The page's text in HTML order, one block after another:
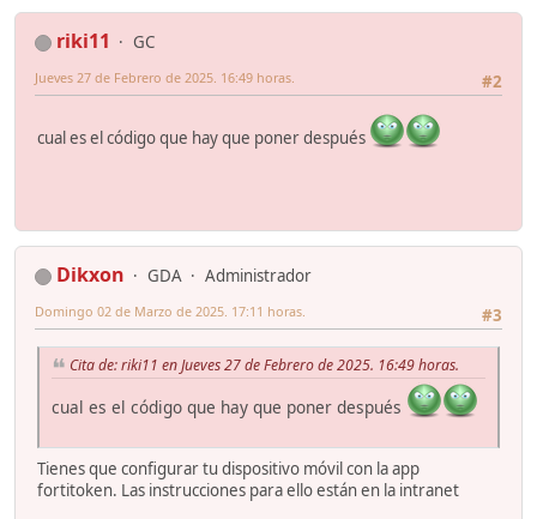
riki11
GC
#2
Jueves 27 de Febrero de 2025. 16:49 horas.
cual es el código que hay que poner después
Dikxon GDA
Administrador
#3
Domingo 02 de Marzo de 2025. 17:11 horas.
Cita de: riki11 en Jueves 27 de Febrero de 2025. 16:49 horas.
cual es el código que hay que poner después
Tienes que configurar tu dispositivo móvil con la app
fortitoken. Las instrucciones para ello están en la intranet